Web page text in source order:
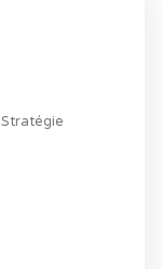
Stratégie